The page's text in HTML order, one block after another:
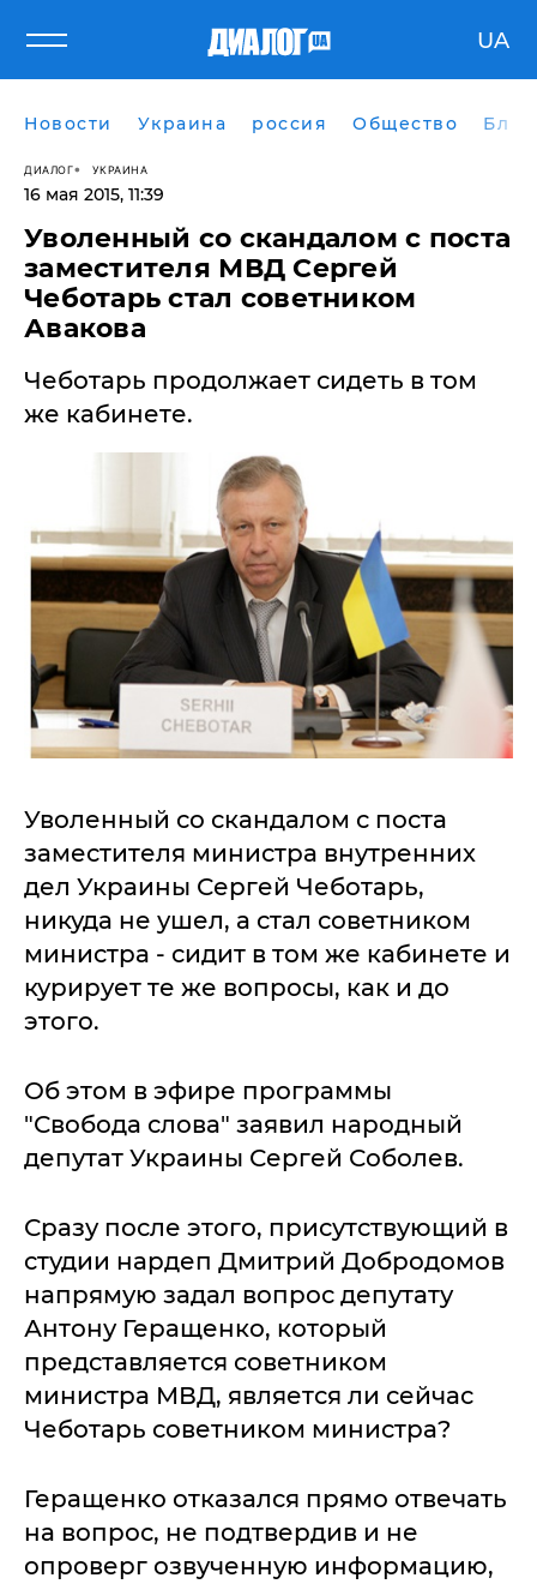
UA
Новости Украина россия Общество
ДИАЛОГ УКРАИНА
16 мая 2015, 11:39
Уволенный со скандалом с поста
заместителя МВД Сергей
Чеботарь стал советником
Авакова
Чеботарь продолжает сидеть в том
же кабинете.
Уволенный со скандалом с поста
заместителя министра внутренних
дел Украины Сергей Чеботарь,
никуда не ушел, а стал советником
министра - сидит в том же кабинете и
курирует те же вопросы, как и до
этого.
Об этом в эфире программы
"Свобода слова" заявил народный
депутат Украины Сергей Соболев.
Сразу после этого, присутствующий в
студии нардеп Дмитрий Добродомов
напрямую задал вопрос депутату
Антону Геращенко, который
представляется советником
министра МВД, является ли сейчас
Чеботарь советником министра?
Геращенко отказался прямо отвечать
на вопрос, не подтвердив и не
опроверг озвученную информацию,